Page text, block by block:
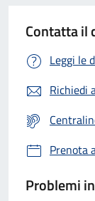
Contatta il
Leggi le
Richiedi
Prenota
Problemi